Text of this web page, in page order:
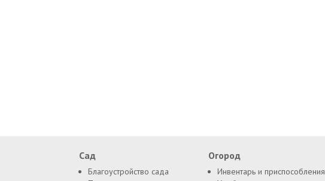
Сад
Благоустройство сада
Огород
Инвентарь и приспособления